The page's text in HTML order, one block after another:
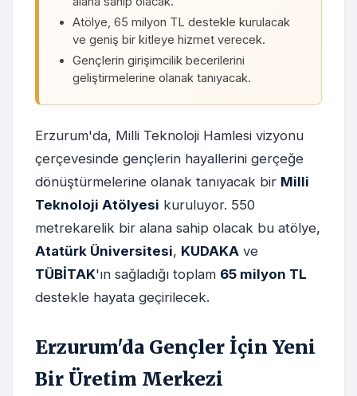
Atölye, 65 milyon TL destekle kurulacak
ve geniş bir kitleye hizmet verecek.
Gençlerin girişimcilik becerilerini
geliştirmelerine olanak tanıyacak.
Erzurum'da, Milli Teknoloji Hamlesi vizyonu
çerçevesinde gençlerin hayallerini gerçeğe
dönüştürmelerine olanak tanıyacak bir Milli
Teknoloji Atölyesi kuruluyor. 550
metrekarelik bir alana sahip olacak bu atölye,
Atatürk Üniversitesi, KUDAKA ve
TÜBİTAK'ın sağladığı toplam 65 milyon TL
destekle hayata geçirilecek.
Erzurum'da Gençler İçin Yeni
Bir Üretim Merkezi